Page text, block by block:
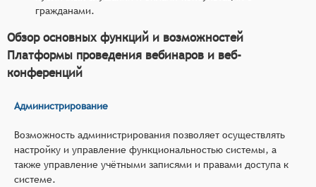
гражданами.
Обзор основных функций и возможностей
Платформы проведения вебинаров и веб-
конференций
Администрирование
Возможность администрирования позволяет осуществлять
настройку и управление функциональностью системы, а
также управление учётными записями и правами доступа к
системе.